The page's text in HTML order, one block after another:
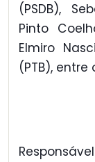
(PSDB),
Pinto
Elmiro
(PTB), entre